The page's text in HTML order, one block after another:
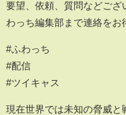
要望、依頼、質問などござ
わっち編集部まで連絡をお
#ふわっち
#配信
#ツイキャス
現在世界では未知の脅威と